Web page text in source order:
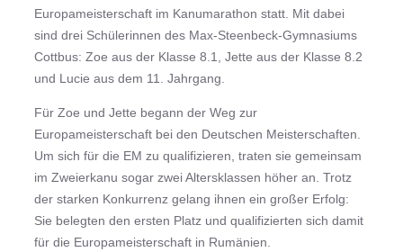
Europameisterschaft im Kanumarathon statt. Mit dabei
sind drei Schülerinnen des Max-Steenbeck-Gymnasiums
Cottbus: Zoe aus der Klasse 8.1, Jette aus der Klasse 8.2
und Lucie aus dem 11. Jahrgang.
Für Zoe und Jette begann der Weg zur
Europameisterschaft bei den Deutschen Meisterschaften.
Um sich für die EM zu qualifizieren, traten sie gemeinsam
im Zweierkanu sogar zwei Altersklassen höher an. Trotz
der starken Konkurrenz gelang ihnen ein großer Erfolg:
Sie belegten den ersten Platz und qualifizierten sich damit
für die Europameisterschaft in Rumänien.